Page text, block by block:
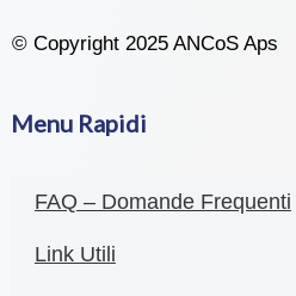
© Copyright 2025 ANCoS Aps
Menu Rapidi
FAQ – Domande Frequenti
Link Utili